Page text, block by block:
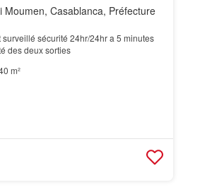
Casablanca, Préfecture
sécurité 24hr/24hr a 5 minutes
des deux sorties
m²